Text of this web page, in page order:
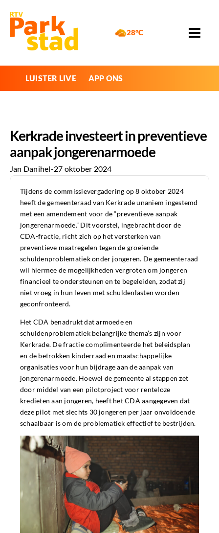
28°C
LUISTER LIVE APP ONS
Kerkrade investeert in preventieve
aanpak jongerenarmoede
Jan Danihel-27 oktober 2024
Tijdens de commissievergadering op 8 oktober 2024
heeft de gemeenteraad van Kerkrade unaniem ingestemd
met een amendement voor de “preventieve aanpak
jongerenarmoede.” Dit voorstel, ingebracht door de
CDA-fractie, richt zich op het versterken van
preventieve maatregelen tegen de groeiende
schuldenproblematiek onder jongeren. De gemeenteraad
wil hiermee de mogelijkheden vergroten om jongeren
financieel te ondersteunen en te begeleiden, zodat zij
niet vroeg in hun leven met schuldenlasten worden
geconfronteerd.
Het CDA benadrukt dat armoede en
schuldenproblematiek belangrijke thema’s zijn voor
Kerkrade. De fractie complimenteerde het beleidsplan
en de betrokken kinderraad en maatschappelijke
organisaties voor hun bijdrage aan de aanpak van
jongerenarmoede. Hoewel de gemeente al stappen zet
door middel van een pilotproject voor renteloze
kredieten aan jongeren, heeft het CDA aangegeven dat
deze pilot met slechts 30 jongeren per jaar onvoldoende
schaalbaar is om de problematiek effectief te bestrijden.